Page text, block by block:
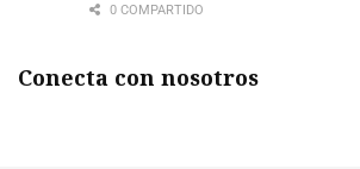
0 COMPARTIDO
Conecta con nosotros